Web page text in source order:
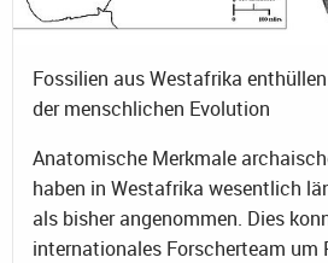
Fossilien aus Westafrika
der menschlichen Evolution
Anatomische Merkmale
haben in Westafrika wesentlich
als bisher angenommen. Dies
internationales Forscherteam um